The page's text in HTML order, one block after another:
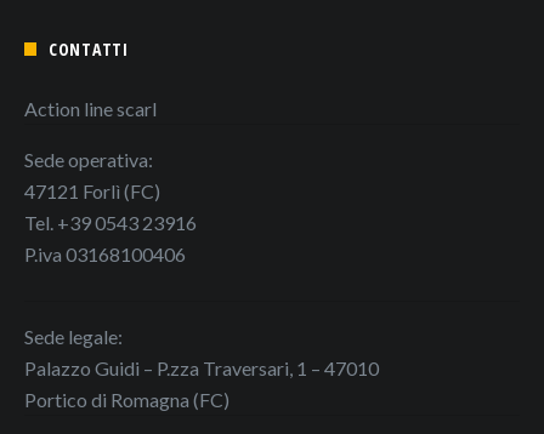
CONTATTI
Action line scarl
Sede operativa:
47121 Forlì (FC)
Tel. +39 0543 23916
P.iva 03168100406
Sede legale:
Palazzo Guidi – P.zza Traversari, 1 – 47010
Portico di Romagna (FC)